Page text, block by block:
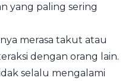
yang paling sering
merasa takut atau
dengan orang lain.
selalu mengalami